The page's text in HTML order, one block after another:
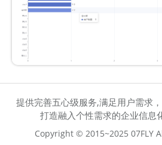
提供完善五心级服务,满足用户需求
打造融入个性需求的企业信息
Copyright © 2015~2025 07FLY